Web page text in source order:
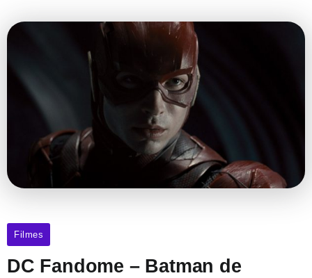
Filmes
DC Fandome – Batman de